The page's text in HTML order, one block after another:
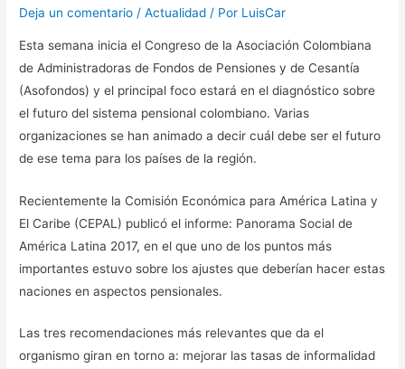
Deja un comentario /Actualidad / Por LuisCar
Esta semana inicia el Congreso de la Asociación Colombiana
de Administradoras de Fondos de Pensiones y de Cesantía
(Asofondos) y el principal foco estará en el diagnóstico sobre
el futuro del sistema pensional colombiano. Varias
organizaciones se han animado a decir cuál debe ser el futuro
de ese tema para los países de la región.
Recientemente la Comisión Económica para América Latina y
El Caribe (CEPAL) publicó el informe: Panorama Social de
América Latina 2017, en el que uno de los puntos más
importantes estuvo sobre los ajustes que deberían hacer estas
naciones en aspectos pensionales.
Las tres recomendaciones más relevantes que da el
organismo giran en torno a: mejorar las tasas de informalidad